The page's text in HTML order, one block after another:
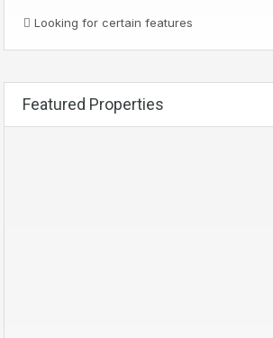
Looking for certain features
Featured Properties